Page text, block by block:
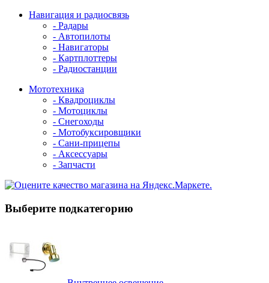
Навигация и радиосвязь
- Радары
- Автопилоты
- Навигаторы
- Картплоттеры
- Радиостанции
Мототехника
- Квадроциклы
- Мотоциклы
- Снегоходы
- Мотобуксировщики
- Сани-прицепы
- Аксессуары
- Запчасти
Выберите подкатегорию